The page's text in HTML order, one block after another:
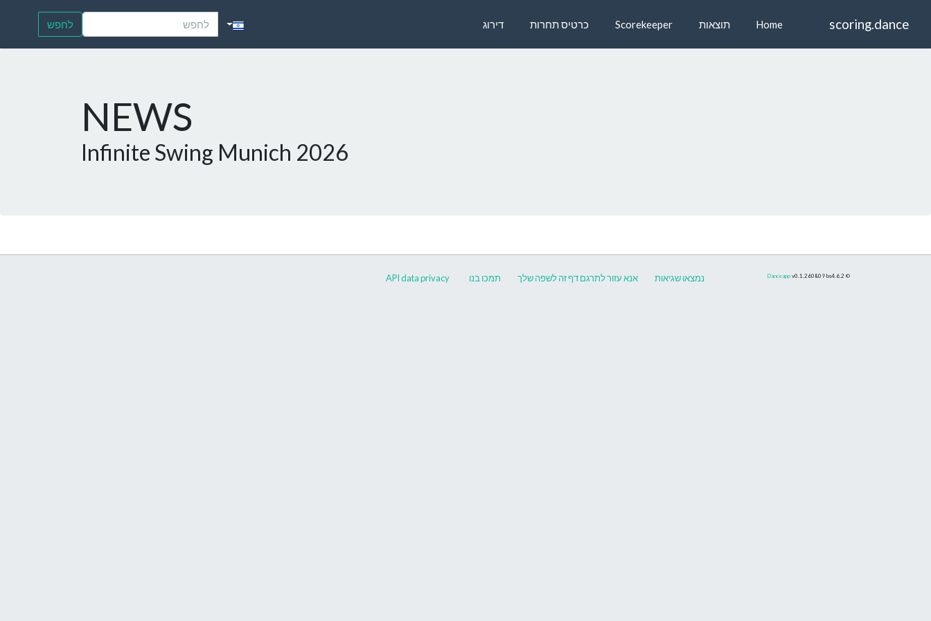
scoring.dance
Home תוצאות Scorekeeper כרטיס תחרות דירוג לחפש
Infinite Swing Munich 2026
©
Danceapp v0.1.260809 bs4.6.2 נמצאו שגיאות אנא עזור לתרגם דף זה לשפה שלך תמכו בנו data privacy